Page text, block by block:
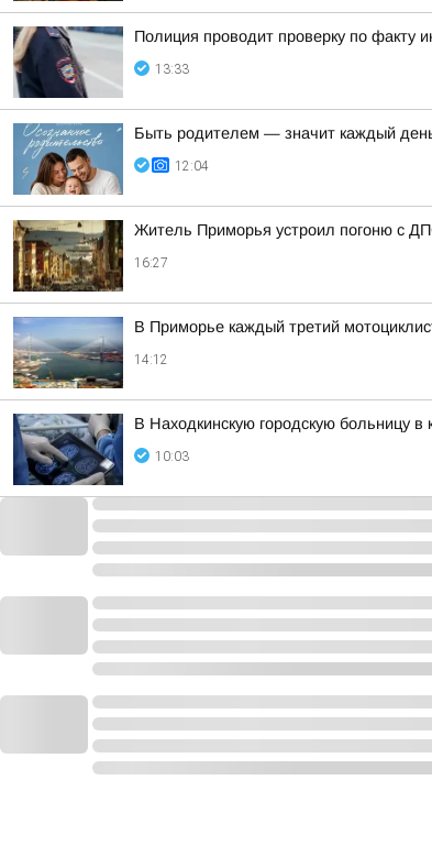
Полиция проводит проверку по факту
13:33
Быть родителем — значит каждый
12:04
Житель Приморья устроил погоню с
16:27
В Приморье каждый третий
14:12
В Находкинскую городскую больницу
10:03